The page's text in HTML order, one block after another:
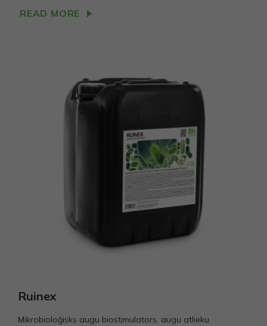
READ MORE
Ruinex
Mikrobioloģisks augu biostimulators, augu atlieku